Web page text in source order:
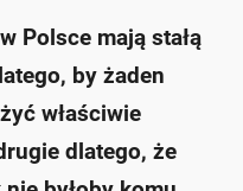
Polsce mają stałą
by żaden
właściwie
dlatego, że